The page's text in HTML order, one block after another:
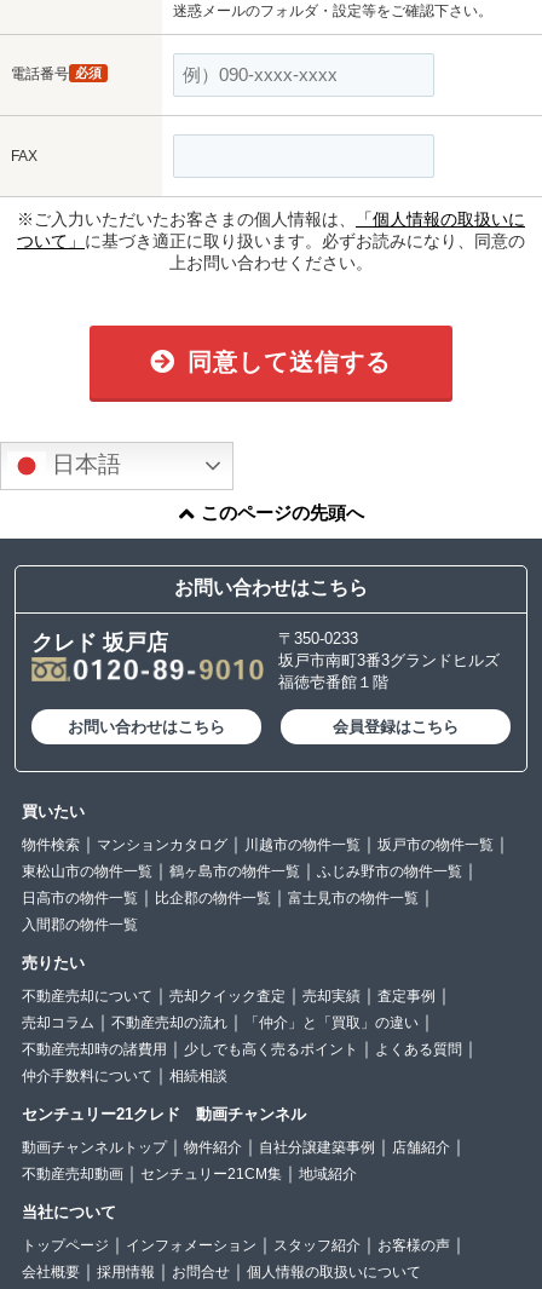
迷惑メールのフォルダ・設定等をご確認下さい。
電話番号 必須
FAX
※ご入力いただいたお客さまの個人情報は、
「個人情報の取扱いに
ついて」 に基づき適正に取り扱います。必ずお読みになり、同意の
上お問い合わせください。
同意して送信する
日本語
このページの先頭へ
お問い合わせはこちら
クレド 坂戸店
〒350-0233
坂戸市南町3番3グランドヒルズ
福徳壱番館１階
お問い合わせはこちら 会員登録はこちら
買いたい
物件検索 マンションカタログ 川越市の物件一覧
坂戸市の物件一覧
東松山市の物件一覧
鶴ヶ島市の物件一覧
ふじみ野市の物件一覧
日高市の物件一覧
比企郡の物件一覧
富士見市の物件一覧
入間郡の物件一覧
売りたい
不動産売却について 売却クイック査定 売却実績
査定事例
売却コラム
不動産売却の流れ
「仲介」と「買取」の違い
不動産売却時の諸費用
少しでも高く売るポイント
よくある質問
仲介手数料について
相続相談
センチュリー21クレド 動画チャンネル
動画チャンネルトップ 物件紹介 自社分譲建築事例
店舗紹介
不動産売却動画
センチュリー21CM集 地域紹介
当社について
トップページ インフォメーション スタッフ紹介
お客様の声
会社概要
採用情報 お問合せ 個人情報の取扱いについて